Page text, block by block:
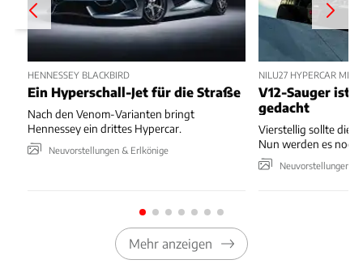
HENNESSEY BLACKBIRD
Ein Hyperschall-Jet für die Straße
Nach den Venom-Varianten bringt
Hennessey ein drittes Hypercar.
Neuvorstellungen & Erlkönige
NILU27 HYPERCAR MIT
V12-Sauger ist
gedacht
Vierstellig sollte die
Nun werden es noch
Neuvorstellungen &
Mehr anzeigen